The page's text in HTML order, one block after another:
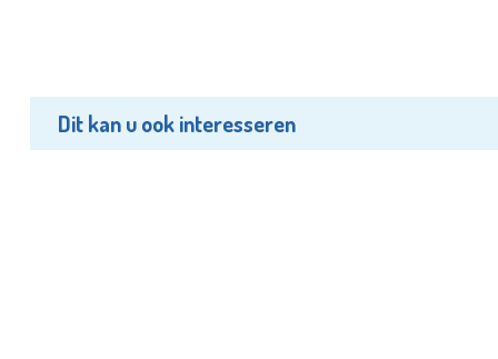
Dit kan u ook interesseren